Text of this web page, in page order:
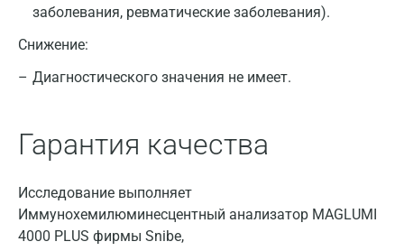
заболевания, ревматические заболевания).
Снижение:
Диагностического значения не имеет.
Гарантия качества
Исследование выполняет
Иммунохемилюминесцентный анализатор MAGLUMI
4000 PLUS фирмы Snibe,
Нижний Новгород
Астрахань
Балашиха